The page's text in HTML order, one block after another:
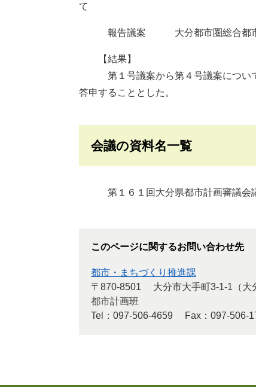
て
報告議案 大分都市圏総合都市
【結果】
第１号議案から第４号議案について
答申することとした。
会議の資料名一覧
第１６１回大分県都市計画審議会
このページに関するお問い合わせ先
都市・まちづくり推進課
〒870-8501
大分市大手町3-1-1（大
都市計画班
Tel：097-506-4659
Fax：097-506-